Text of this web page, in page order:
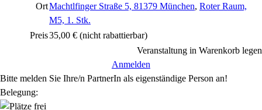
OrtMachtlfinger Straße 5, 81379 München, Roter Raum,
M5, 1. Stk.
Preis35,00 € (nicht rabattierbar)
Veranstaltung in Warenkorb legen
Anmelden
Bitte melden Sie Ihre/n PartnerIn als eigenständige Person an!
Belegung: